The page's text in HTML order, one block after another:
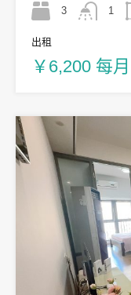
3
1
出租
￥6,200 每月